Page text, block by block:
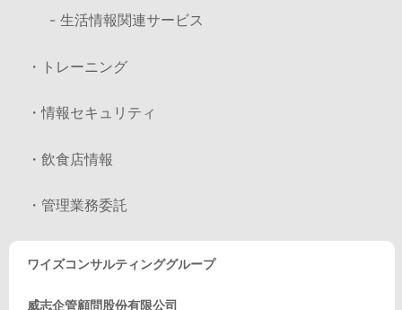
- 生活情報関連サービス
・トレーニング
・情報セキュリティ
・飲食店情報
・管理業務委託
ワイズコンサルティンググループ
威志企管顧問股份有限公司